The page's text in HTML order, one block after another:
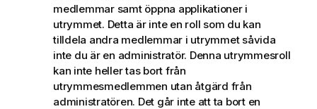
m
a
t
i
o
n
medlemmar samt öppna applikationer i
utrymmet. Detta är inte en roll som du kan
tilldela andra medlemmar i utrymmet såvida
inte du är en administratör. Denna utrymmesroll
kan inte heller tas bort från
utrymmesmedlemmen utan åtgärd från
administratören. Det går inte att ta bort en